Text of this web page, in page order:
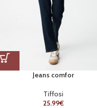
Jeans comfor
Tiffosi
25.99€